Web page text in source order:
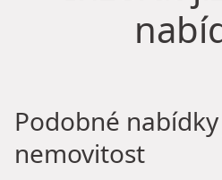
Podobné
nemovitost